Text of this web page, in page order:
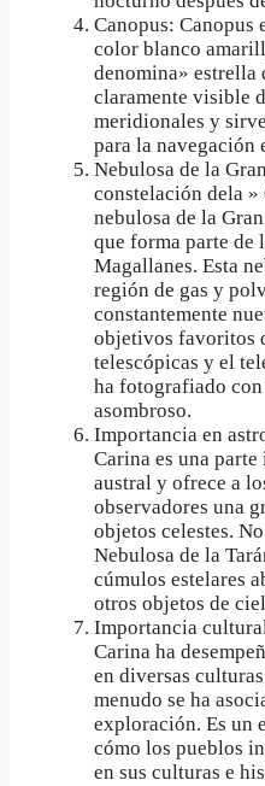
Canopus: Canopus
color blanco
denomina» estrella
claramente visible
meridionales y
para la navegación
Nebulosa de la
constelación dela
nebulosa de la
que forma parte de
Magallanes. Esta
región de gas y
constantemente
objetivos favoritos
telescópicas y el
ha fotografiado
asombroso.
Importancia en
Carina es una
austral y ofrece a
observadores una
objetos celestes.
Nebulosa de la
cúmulos estelares
otros objetos de
Importancia
Carina ha
en diversas
menudo se ha
exploración. Es un
cómo los pueblos
en sus culturas e